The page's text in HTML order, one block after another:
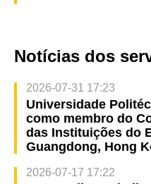
Notícias dos
2026-07-31 17:23
Universidade
como membro do
das Instituições do
Guangdong, Hong
2026-07-17 17:22